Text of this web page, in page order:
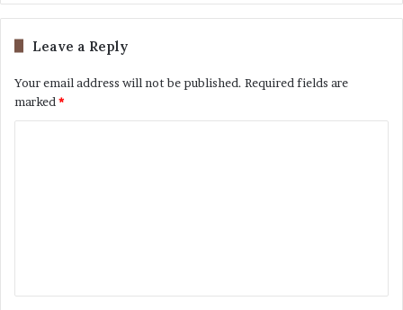
Leave a Reply
Your email address will not be published. Required fields are
marked *